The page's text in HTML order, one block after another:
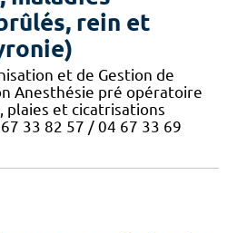
rein et
et de Gestion de
Anesthésie pré opératoire
plaies et cicatrisations
33 82 57 / 04 67 33 69